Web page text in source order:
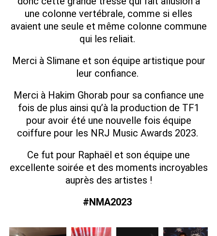
une colonne vertébrale, comme si elles
avaient une seule et même colonne commune
qui les reliait.
Merci à Slimane et son équipe artistique pour
leur confiance.
Merci à Hakim Ghorab pour sa confiance une
fois de plus ainsi qu’à la production de TF1
pour avoir été une nouvelle fois équipe
coiffure pour les NRJ Music Awards 2023.
Ce fut pour Raphaël et son équipe une
excellente soirée et des moments incroyables
auprès des artistes !
#NMA2023